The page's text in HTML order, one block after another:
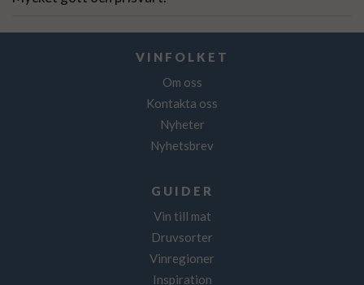
VINFOLKET
Om oss
Kontakta oss
Nyheter
Nyhetsbrev
GUIDER
Vin till mat
Druvsorter
Vinregioner
Inspiration